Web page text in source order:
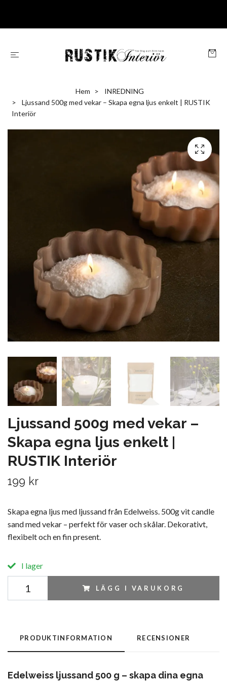
Hem
INREDNING
Ljussand 500g med vekar – Skapa egna ljus enkelt | RUSTIK
Interiör
Ljussand 500g med vekar –
Skapa egna ljus enkelt |
RUSTIK Interiör
199 kr
Skapa egna ljus med ljussand från Edelweiss. 500g vit candle
sand med vekar – perfekt för vaser och skålar. Dekorativt,
flexibelt och en fin present.
I lager
LÄGG I VARUKORG
PRODUKTINFORMATION RECENSIONER
Edelweiss ljussand 500 g – skapa dina egna